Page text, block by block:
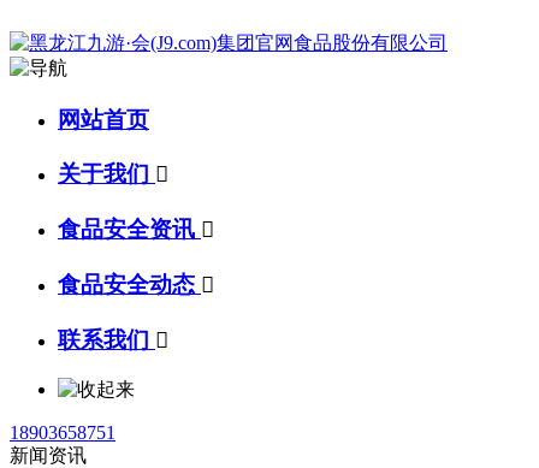
网站首页
关于我们 
食品安全资讯 
食品安全动态 
联系我们 
18903658751
新闻资讯